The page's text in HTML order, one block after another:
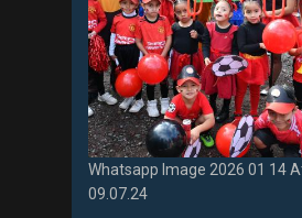
Whatsapp Image 2026 01 14
09.07.24